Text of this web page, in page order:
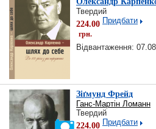
Твердий
224.00
грн.
Придбати
Відвантаження:
Зіґмунд Фрейд
Ганс-Мартін Ломанн
Твердий
224.00 Придбати